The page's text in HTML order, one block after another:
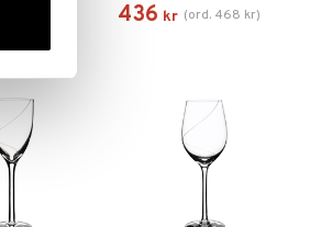
436 kr (ord. 468 kr)